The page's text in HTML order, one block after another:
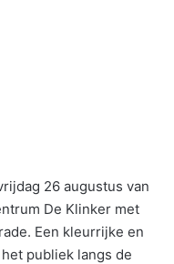
26 augustus van
De Klinker met
Een kleurrijke en
publiek langs de